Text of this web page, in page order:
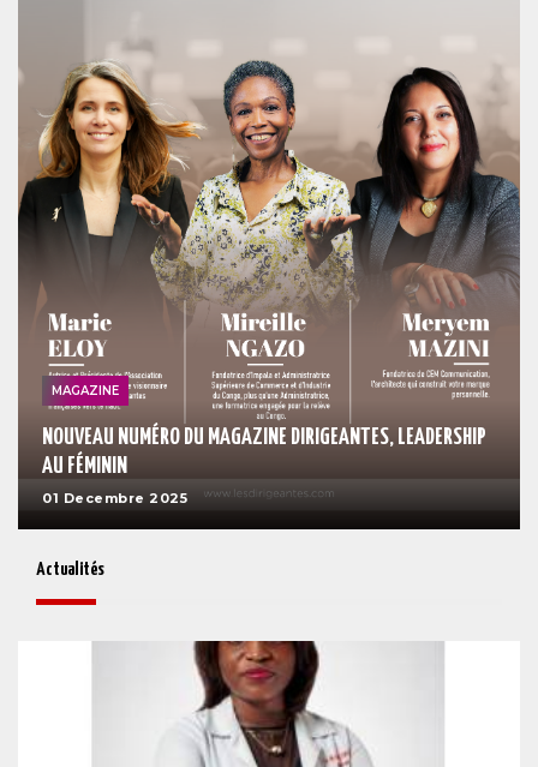
MAGAZINE
NOUVEAU NUMÉRO DU MAGAZINE DIRIGEANTES, LEADERSHIP
AU FÉMININ
01 Decembre 2025
Actualités